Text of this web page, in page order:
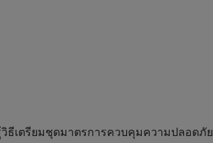
ธีเตรียมชุดมาตรการควบคุมความปลอดภัย